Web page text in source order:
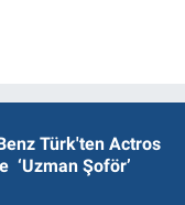
Türk'ten Actros
‘Uzman Şoför’